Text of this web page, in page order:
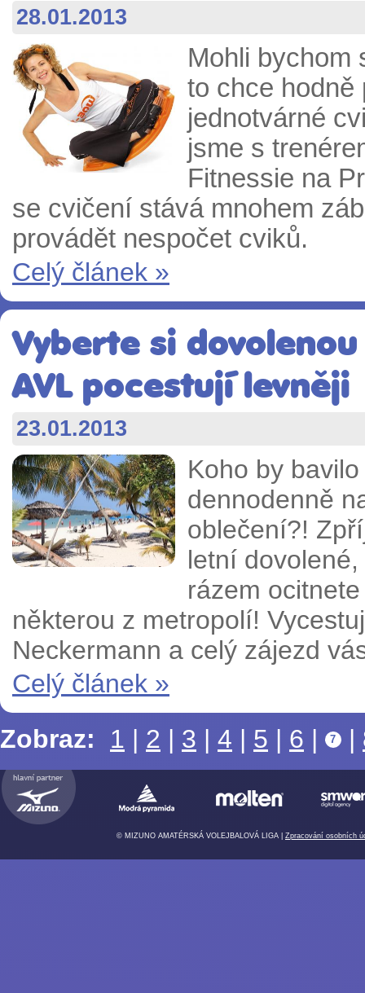
28.01.2013
Mohli bychom
to chce hodně
jednotvárné
jsme s
Fitnessie na
se cvičení stává mnohem
provádět nespočet cviků.
Celý článek »
Vyberte si
AVL pocestují levněji
23.01.2013
Koho by
dennodenně
oblečení?!
letní
rázem
některou z metropolí!
Neckermann a celý zájezd
Celý článek »
Zobraz:
1 | 2 | 3 | 4 | 5 | 6 | 7 |
© MIZUNO AMATÉRSKÁ VOLEJBALOVÁ LIGA | Zpracování osobních